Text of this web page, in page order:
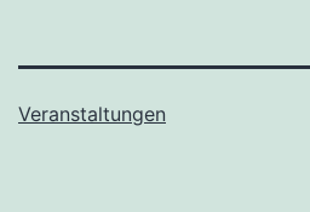
Veranstaltungen